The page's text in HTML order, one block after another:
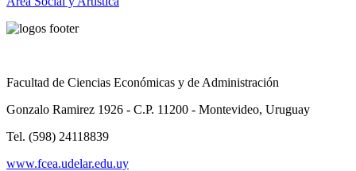
Facultad de Ciencias Económicas y de Administración
Gonzalo Ramirez 1926 - C.P. 11200 - Montevideo, Uruguay
Tel. (598) 24118839
www.fcea.udelar.edu.uy